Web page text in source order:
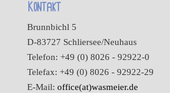
Kontakt
Brunnbichl 5
D-83727 Schliersee/Neuhaus
Telefon: +49 (0) 8026 - 92922-0
Telefax: +49 (0) 8026 - 92922-29
E-Mail: office(at)wasmeier.de